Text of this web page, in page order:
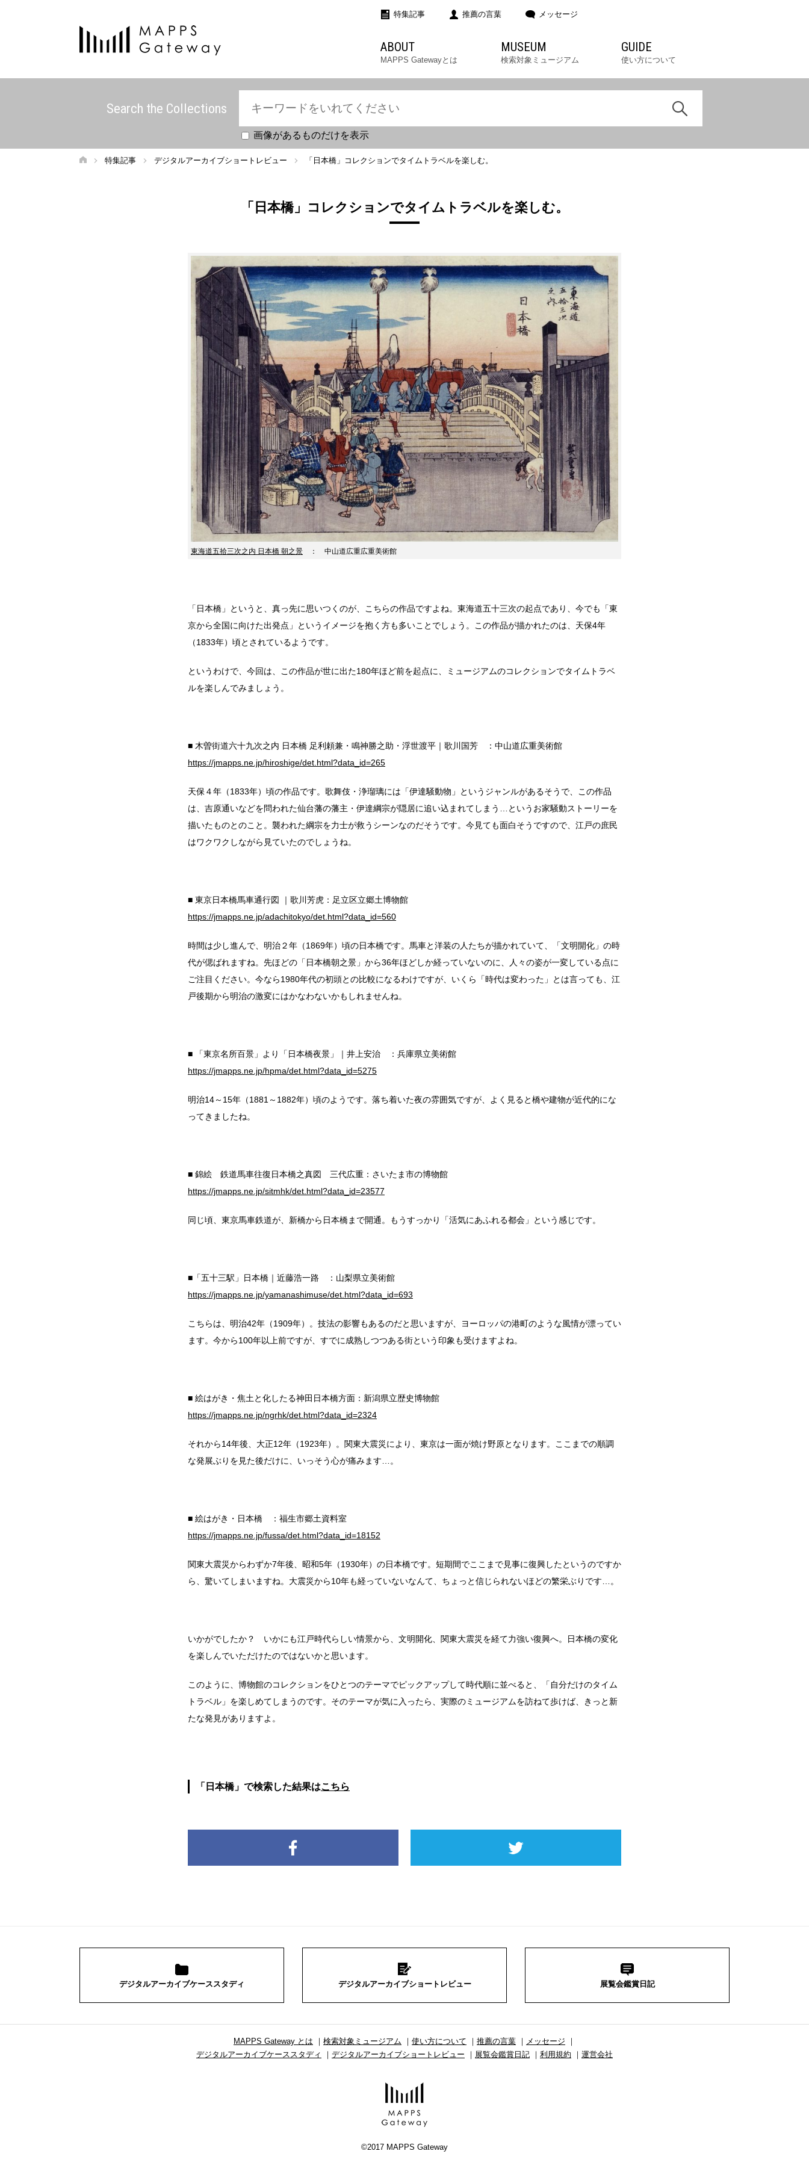
ABOUT
MAPPS Gatewayとは
MUSEUM
検索対象ミュージアム
GUIDE
使い方について
特集記事 推薦の言葉 メッセージ
Search the Collections
画像があるものだけを表示
特集記事 デジタルアーカイブショートレビュー 「日本橋」コレクションでタイムトラベルを楽しむ。
「日本橋」コレクションでタイムトラベルを楽しむ。
東海道五拾三次之内 日本橋 朝之景 ： 中山道広重広重美術館
「日本橋」というと、真っ先に思いつくのが、こちらの作品ですよね。東海道五十三次の起点であり、今でも「東
京から全国に向けた出発点」というイメージを抱く方も多いことでしょう。この作品が描かれたのは、天保4年
（1833年）頃とされているようです。
というわけで、今回は、この作品が世に出た180年ほど前を起点に、ミュージアムのコレクションでタイムトラベ
ルを楽しんでみましょう。
■ 木曽街道六十九次之内 日本橋 足利頼兼・鳴神勝之助・浮世渡平｜歌川国芳 ：中山道広重美術館
https://jmapps.ne.jp/hiroshige/det.html?data_id=265
天保４年（1833年）頃の作品です。歌舞伎・浄瑠璃には「伊達騒動物」というジャンルがあるそうで、この作品
は、吉原通いなどを問われた仙台藩の藩主・伊達綱宗が隠居に追い込まれてしまう…というお家騒動ストーリーを
描いたものとのこと。襲われた綱宗を力士が救うシーンなのだそうです。今見ても面白そうですので、江戸の庶民
はワクワクしながら見ていたのでしょうね。
■ 東京日本橋馬車通行図 ｜歌川芳虎：足立区立郷土博物館
https://jmapps.ne.jp/adachitokyo/det.html?data_id=560
時間は少し進んで、明治２年（1869年）頃の日本橋です。馬車と洋装の人たちが描かれていて、「文明開化」の時
代が偲ばれますね。先ほどの「日本橋朝之景」から36年ほどしか経っていないのに、人々の姿が一変している点に
ご注目ください。今なら1980年代の初頭との比較になるわけですが、いくら「時代は変わった」とは言っても、江
戸後期から明治の激変にはかなわないかもしれませんね。
■ 「東京名所百景」より「日本橋夜景」｜井上安治 ：兵庫県立美術館
https://jmapps.ne.jp/hpma/det.html?data_id=5275
明治14～15年（1881～1882年）頃のようです。落ち着いた夜の雰囲気ですが、よく見ると橋や建物が近代的にな
ってきましたね。
■ 錦絵 鉄道馬車往復日本橋之真図 三代広重：さいたま市の博物館
https://jmapps.ne.jp/sitmhk/det.html?data_id=23577
同じ頃、東京馬車鉄道が、新橋から日本橋まで開通。もうすっかり「活気にあふれる都会」という感じです。
■「五十三駅」日本橋｜近藤浩一路 ：山梨県立美術館
https://jmapps.ne.jp/yamanashimuse/det.html?data_id=693
こちらは、明治42年（1909年）。技法の影響もあるのだと思いますが、ヨーロッパの港町のような風情が漂ってい
ます。今から100年以上前ですが、すでに成熟しつつある街という印象も受けますよね。
■ 絵はがき・焦土と化したる神田日本橋方面：新潟県立歴史博物館
https://jmapps.ne.jp/ngrhk/det.html?data_id=2324
それから14年後、大正12年（1923年）。関東大震災により、東京は一面が焼け野原となります。ここまでの順調
な発展ぶりを見た後だけに、いっそう心が痛みます…。
■ 絵はがき・日本橋 ：福生市郷土資料室
https://jmapps.ne.jp/fussa/det.html?data_id=18152
関東大震災からわずか7年後、昭和5年（1930年）の日本橋です。短期間でここまで見事に復興したというのですか
ら、驚いてしまいますね。大震災から10年も経っていないなんて、ちょっと信じられないほどの繁栄ぶりです…。
いかがでしたか？ いかにも江戸時代らしい情景から、文明開化、関東大震災を経て力強い復興へ。日本橋の変化
を楽しんでいただけたのではないかと思います。
このように、博物館のコレクションをひとつのテーマでピックアップして時代順に並べると、「自分だけのタイム
トラベル」を楽しめてしまうのです。そのテーマが気に入ったら、実際のミュージアムを訪ねて歩けば、きっと新
たな発見がありますよ。
「日本橋」で検索した結果はこちら
デジタルアーカイブケーススタディ デジタルアーカイブショートレビュー 展覧会鑑賞日記
MAPPS Gateway とは 検索対象ミュージアム 使い方について 推薦の言葉
メッセージ
デジタルアーカイブケーススタディ
デジタルアーカイブショートレビュー 展覧会鑑賞日記 利用規約 運営会社
©2017 MAPPS Gateway